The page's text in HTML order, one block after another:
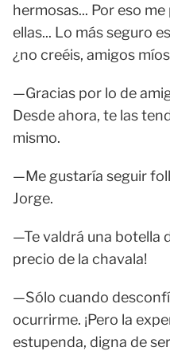
hermosas... Por eso
ellas... Lo más seguro
¿no creéis, amigos
—Gracias por lo de
Desde ahora, te las
mismo.
—Me gustaría seguir
Jorge.
—Te valdrá una botella
precio de la chavala!
—Sólo cuando
ocurrirme. ¡Pero la
estupenda, digna de